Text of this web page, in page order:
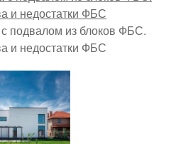
подвалом из блоков ФБС.
и недостатки ФБС